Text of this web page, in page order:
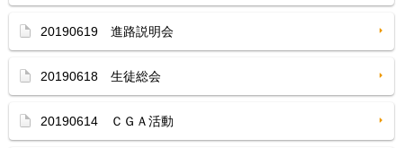
20190619 進路説明会
20190618 生徒総会
20190614 ＣＧＡ活動